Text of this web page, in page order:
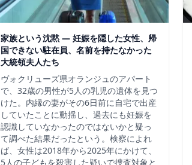
家族という沈黙 ― 妊娠を隠した女性、帰
国できない駐在員、名前を持たなかった
大統領夫人たち
ヴォクリューズ県オランジュのアパート
で、32歳の男性が5人の乳児の遺体を見つ
けた。内縁の妻がその6日前に自宅で出産
していたことに動揺し、過去にも妊娠を
認識していなかったのではないかと疑っ
て調べた結果だったという。検察によれ
ば、女性は2018年から2025年にかけて、
5人の子どもを殺害した疑いで捜査対象と